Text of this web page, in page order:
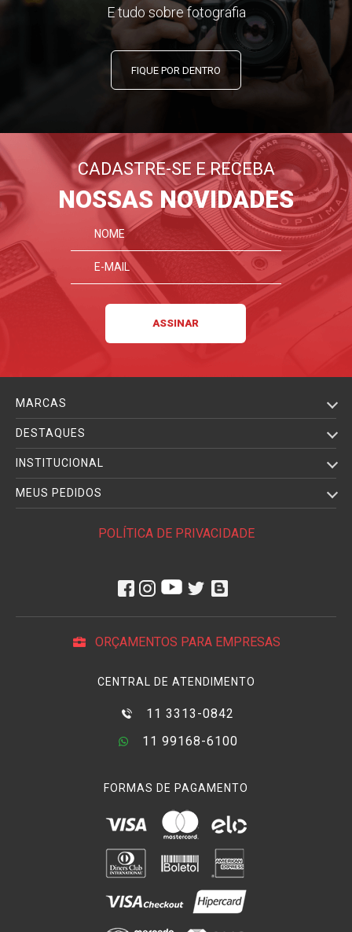
E tudo sobre fotografia
FIQUE POR DENTRO
CADASTRE-SE E RECEBA
NOSSAS NOVIDADES
MARCAS
DESTAQUES
INSTITUCIONAL
MEUS PEDIDOS
POLÍTICA DE PRIVACIDADE
ORÇAMENTOS PARA EMPRESAS
CENTRAL DE ATENDIMENTO
11 3313-0842
11 99168-6100
FORMAS DE PAGAMENTO